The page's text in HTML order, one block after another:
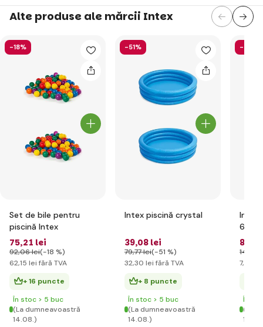
Alte produse ale mărcii Intex
-18%
Set de bile pentru
piscină Intex
75,21 lei
92,06 lei(-18 %)
62,15 lei fără TVA
+ 16 puncte
În stoc > 5 buc
(La dumneavoastră
14.08.)
-51%
Intex piscină crystal
39,08 lei
79,77 lei(-51 %)
32,30 lei fără TVA
+ 8 puncte
În stoc > 5 buc
(La dumneavoastră
14.08.)
-40%
Intex
61cm
8
14
7,42 lei
În
(La